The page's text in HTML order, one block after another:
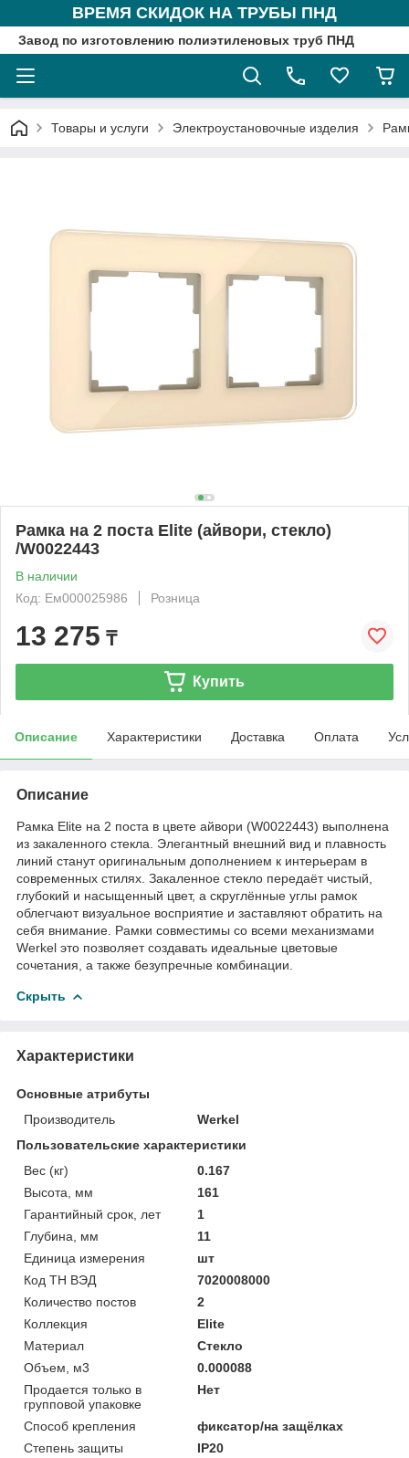
ВРЕМЯ СКИДОК НА ТРУБЫ ПНД
Завод по изготовлению полиэтиленовых труб ПНД
Товары и услуги Электроустановочные изделия
Рамка на 2 поста Elite (айвори, стекло)
/W0022443
В наличии
Код: Ем000025986
Розница
13 275 ₸
Купить
Описание Характеристики Доставка Оплата
Описание
Рамка Elite на 2 поста в цвете айвори (W0022443) выполнена
из закаленного стекла. Элегантный внешний вид и плавность
линий станут оригинальным дополнением к интерьерам в
современных стилях. Закаленное стекло передаёт чистый,
глубокий и насыщенный цвет, а скруглённые углы рамок
облегчают визуальное восприятие и заставляют обратить на
себя внимание. Рамки совместимы со всеми механизмами
Werkel это позволяет создавать идеальные цветовые
сочетания, а также безупречные комбинации.
Скрыть
Характеристики
Основные атрибуты
Производитель
Werkel
Пользовательские характеристики
Вес (кг)
0.167
Высота, мм
161
Гарантийный срок, лет
1
Глубина, мм
11
Единица измерения
шт
Код ТН ВЭД
7020008000
Количество постов
2
Коллекция
Elite
Материал
Стекло
Объем, м3
0.000088
Продается только в
групповой упаковке
Нет
Способ крепления
фиксатор/на защёлках
Степень защиты
IP20